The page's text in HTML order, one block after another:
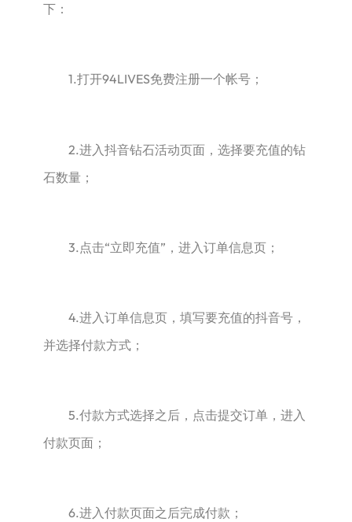
下：
1.打开94LIVES免费注册一个帐号；
2.进入抖音钻石活动页面，选择要充值的钻
石数量；
3.点击“立即充值”，进入订单信息页；
4.进入订单信息页，填写要充值的抖音号，
并选择付款方式；
5.付款方式选择之后，点击提交订单，进入
付款页面；
6.进入付款页面之后完成付款；